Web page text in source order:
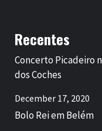
Recentes
Concerto Picadeiro
dos Coches
December 17, 2020
Bolo Rei em Belém